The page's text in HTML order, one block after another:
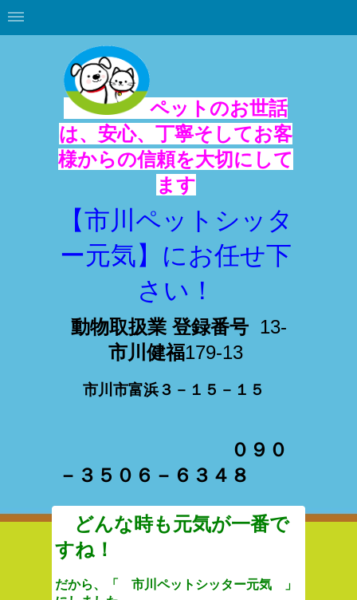
ペットのお世話
は、安心、丁寧そしてお客
様からの信頼を大切にして
ます
【市川ペットシッタ
ー元気】にお任せ下
さい！
動物取扱業 登録番号 13-
市川健福179-13
市川市富浜３－１５－１５
０９０
－３５０６－６３４８
どんな時も元気が一番で
すね！
だから、「 市川ペットシッター元気 」